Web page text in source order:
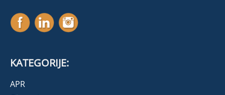
KATEGORIJE:
APR